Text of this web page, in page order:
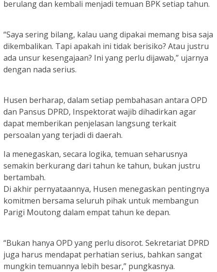
berulang dan kembali menjadi temuan BPK setiap tahun.
“Saya sering bilang, kalau uang dipakai memang bisa saja
dikembalikan. Tapi apakah ini tidak berisiko? Atau justru
ada unsur kesengajaan? Ini yang perlu dijawab,” ujarnya
dengan nada serius.
Husen berharap, dalam setiap pembahasan antara OPD
dan Pansus DPRD, Inspektorat wajib dihadirkan agar
dapat memberikan penjelasan langsung terkait
persoalan yang terjadi di daerah.
Ia menegaskan, secara logika, temuan seharusnya
semakin berkurang dari tahun ke tahun, bukan justru
bertambah.
Di akhir pernyataannya, Husen menegaskan pentingnya
komitmen bersama seluruh pihak untuk membangun
Parigi Moutong dalam empat tahun ke depan.
“Bukan hanya OPD yang perlu disorot. Sekretariat DPRD
juga harus mendapat perhatian serius, bahkan sangat
mungkin temuannya lebih besar,” pungkasnya.